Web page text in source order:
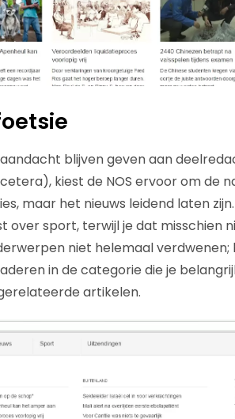
blijven geven aan
kiest de NOS ervoor om de
maar het nieuws leidend laten
over sport, terwijl je dat misschien
niet helemaal
in de categorie die je
artikelen.